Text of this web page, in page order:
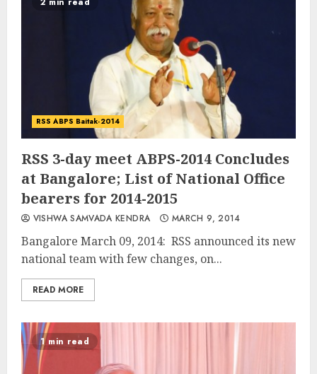
RSS ABPS Baitak-2014
RSS 3-day meet ABPS-2014 Concludes
at Bangalore; List of National Office
bearers for 2014-2015
VISHWA SAMVADA KENDRA MARCH 9, 2014
Bangalore March 09, 2014: RSS announced its new
national team with few changes, on...
READ MORE
1 min read